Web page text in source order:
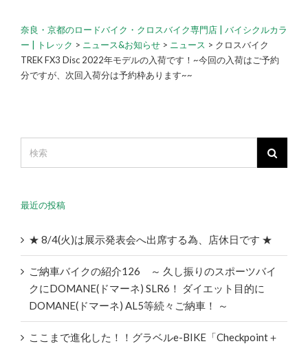
奈良・京都のロードバイク・クロスバイク専門店 | バイシクルカラ
ー | トレック > ニュース&お知らせ > ニュース > クロスバイク
TREK FX3 Disc 2022年モデルの入荷です！~今回の入荷はご予約
分ですが、次回入荷分は予約枠あります~~
最近の投稿
★ 8/4(火)は展示発表会へ出席する為、店休日です ★
ご納車バイクの紹介126 ～ 久し振りのスポーツバイ
クにDOMANE(ドマーネ) SLR6！ ダイエット目的に
DOMANE(ドマーネ) AL5等続々ご納車！ ～
ここまで進化した！！グラベルe-BIKE「Checkpoint＋